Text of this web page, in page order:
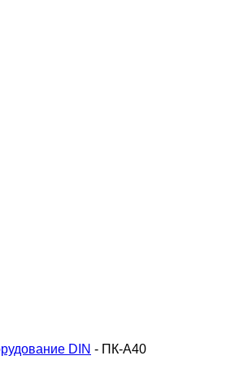
DIN - ПК-А40